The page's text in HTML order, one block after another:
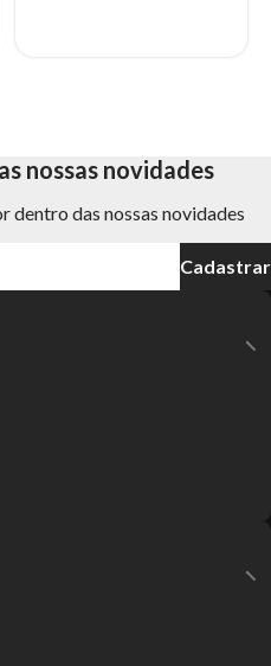
nossas novidades
dentro das nossas novidades
Cadastrar